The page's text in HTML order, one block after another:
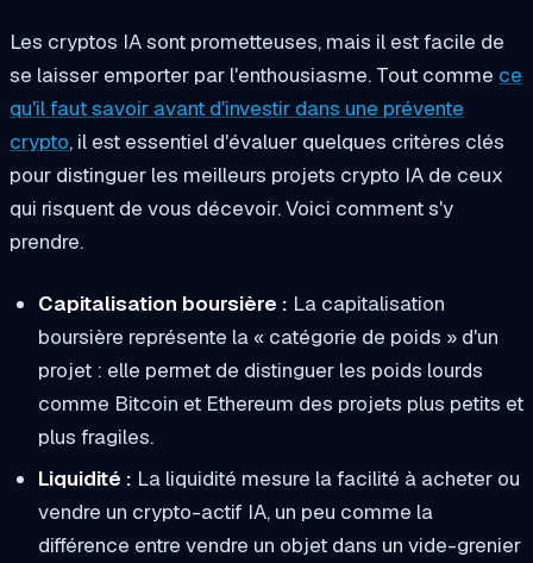
Les cryptos IA sont prometteuses, mais il est facile de
se laisser emporter par l'enthousiasme. Tout comme ce
qu'il faut savoir avant d'investir dans une prévente
crypto, il est essentiel d'évaluer quelques critères clés
pour distinguer les meilleurs projets crypto IA de ceux
qui risquent de vous décevoir. Voici comment s'y
prendre.
Capitalisation boursière : La capitalisation
boursière représente la « catégorie de poids » d'un
projet : elle permet de distinguer les poids lourds
comme Bitcoin et Ethereum des projets plus petits et
plus fragiles.
Liquidité : La liquidité mesure la facilité à acheter ou
vendre un crypto-actif IA, un peu comme la
différence entre vendre un objet dans un vide-grenier